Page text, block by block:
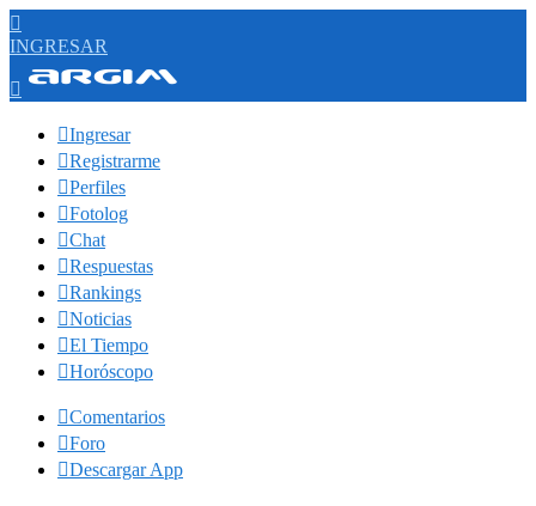

INGRESAR

Ingresar
Registrarme
Perfiles
Fotolog
Chat
Respuestas
Rankings
Noticias
El Tiempo
Horóscopo
Comentarios
Foro
Descargar App